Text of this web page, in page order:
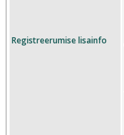
Registreerumise lisainfo